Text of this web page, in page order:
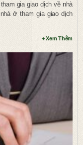
gia giao dịch về nhà
ở tham gia giao dịch
+ Xem Thêm